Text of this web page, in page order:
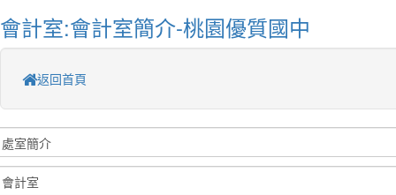
會計室:會計室簡介-桃園優質國中
返回首頁